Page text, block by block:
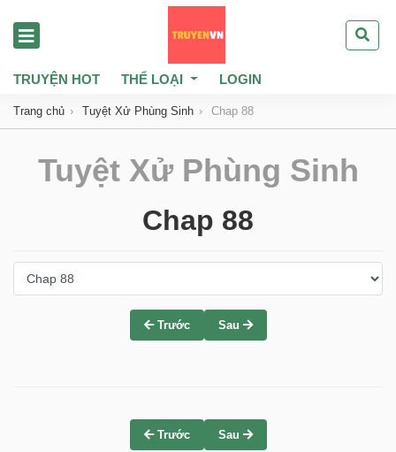
TRUYỆN HOT THỂ LOẠI LOGIN
Trang chủ Tuyệt Xử Phùng Sinh Chap 88
Tuyệt Xử Phùng Sinh
Chap 88
Trước Sau
Trước Sau